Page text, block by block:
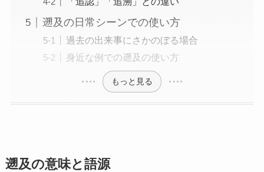
遡及の日常シーンでの使い方
過去の出来事にさかのぼる場合
身近な例での遡及の使い方
もっと見る
遡及の意味と語源